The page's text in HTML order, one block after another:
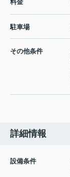
料金
駐車場
その他条件
詳細情報
設備条件